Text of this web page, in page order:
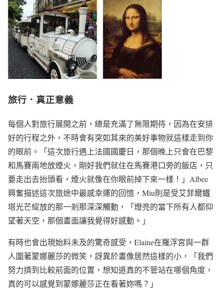
旅行．真正意義
每個人對旅行展開之前，總是充滿了無限期待，因為在安排
好的行程之外，不時會有突如其來的美好事物就這樣走到你
的眼前。「這次旅行遇上法國國慶日，那個晚上只會在巴黎
和馬賽兩地放煙火，剛好我們就住在馬賽港口旁的飯店，只
要走出去抬頭看，煙火就像在你眼前掉下來一樣！」Albee
興奮描述這次旅途中最感幸運的回憶，Miu則是受艾菲爾鐵
塔光芒綻放的那一剎那深深觸動，「燈亮的當下所有人都仰
望著天空，那個畫面讓我覺得好感動。」
有時也會出現始料未及的驚奇感受，Elaine在羅浮宮與一群
人圍著蒙娜麗莎的微笑，訝異於畫像居然這樣的小，「我們
努力擠到比較前面的位置，想知道真的不管站在哪個角度，
真的可以感覺到蒙娜麗莎正在看著妳嗎？」